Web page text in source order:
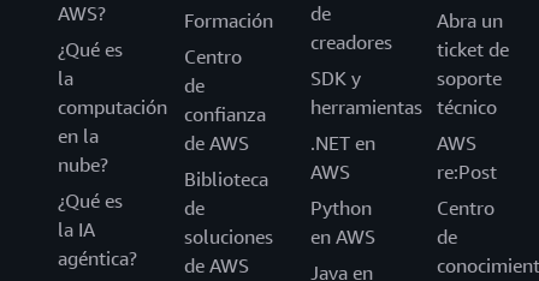
AWS?
¿Qué es
la
computación
en la
nube?
¿Qué es
la IA
agéntica?
Formación
Centro
de
confianza
de AWS
Biblioteca
de
soluciones
de AWS
de
creadores
SDK y
herramientas
.NET en
AWS
Python
en AWS
Java en
Abra un
ticket de
soporte
técnico
AWS
re:Post
Centro
de